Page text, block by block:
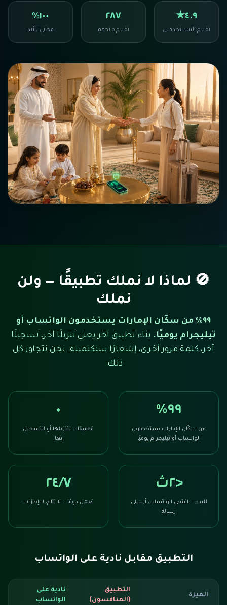
٤.٩★
تقييم المستخدمين
٢٨٧
تقييم ٥ نجوم
١٠٠٪
مجاني للأبد
🚫 لماذا لا نملك تطبيقًا — ولن
نملك
٩٩٪ من سكّان الإمارات يستخدمون الواتساب أو
تيليجرام يوميًا. بناء تطبيق آخر يعني تنزيلًا آخر، تسجيلًا
آخر، كلمة مرور أخرى، إشعارًا ستكتمينه. نحن نتجاوز كل
ذلك.
٩٩٪
من سكّان الإمارات يستخدمون
الواتساب أو تيليجرام يوميًا
٠
تطبيقات لتنزيلها أو التسجيل
بها
<٢ث
للبدء — افتحي الواتساب، أرسلي
رسالة
٢٤/٧
تعمل دومًا — لا تنام، لا إجازات
التطبيق مقابل نادية على الواتساب
الميزة
التطبيق
(المنافسون)
نادية على
الواتساب